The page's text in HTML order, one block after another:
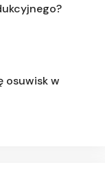
osuwisk w